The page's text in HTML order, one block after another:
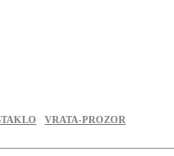
VRATA-PROZOR